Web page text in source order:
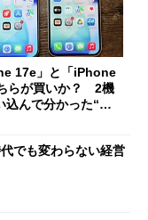
17e」と「iPhone
らが買いか？ 2機
込んで分かった“ス
でも変わらない経営